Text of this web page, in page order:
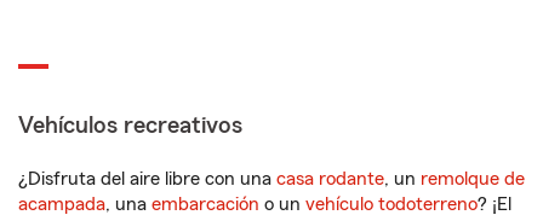
Vehículos recreativos
¿Disfruta del aire libre con una casa rodante, un remolque de
acampada, una embarcación o un vehículo todoterreno? ¡El